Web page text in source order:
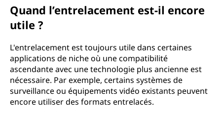
Quand l’entrelacement est-il encore
utile ?
L'entrelacement est toujours utile dans certaines
applications de niche où une compatibilité
ascendante avec une technologie plus ancienne est
nécessaire. Par exemple, certains systèmes de
surveillance ou équipements vidéo existants peuvent
encore utiliser des formats entrelacés.